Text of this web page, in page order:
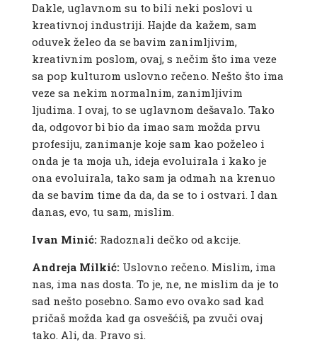
Dakle, uglavnom su to bili neki poslovi u
kreativnoj industriji. Hajde da kažem, sam
oduvek želeo da se bavim zanimljivim,
kreativnim poslom, ovaj, s nečim što ima veze
sa pop kulturom uslovno rečeno. Nešto što ima
veze sa nekim normalnim, zanimljivim
ljudima. I ovaj, to se uglavnom dešavalo. Tako
da, odgovor bi bio da imao sam možda prvu
profesiju, zanimanje koje sam kao poželeo i
onda je ta moja uh, ideja evoluirala i kako je
ona evoluirala, tako sam ja odmah na krenuo
da se bavim time da da, da se to i ostvari. I dan
danas, evo, tu sam, mislim.
Ivan Minić: Radoznali dečko od akcije.
Andreja Milkić: Uslovno rečeno. Mislim, ima
nas, ima nas dosta. To je, ne, ne mislim da je to
sad nešto posebno. Samo evo ovako sad kad
pričaš možda kad ga osvešćiš, pa zvuči ovaj
tako. Ali, da. Pravo si.